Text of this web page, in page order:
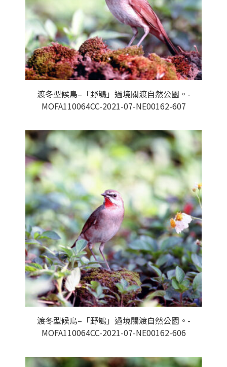
渡冬型候鳥–「野鴝」過境關渡自然公園。-
MOFA110064CC-2021-07-NE00162-607
渡冬型候鳥–「野鴝」過境關渡自然公園。-
MOFA110064CC-2021-07-NE00162-606